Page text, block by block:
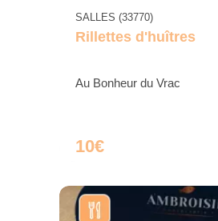
SALLES (33770)
Rillettes d'huîtres
Au Bonheur du Vrac
10€